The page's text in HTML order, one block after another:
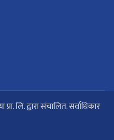
लि. द्वारा संचालित. सर्वाधिकार